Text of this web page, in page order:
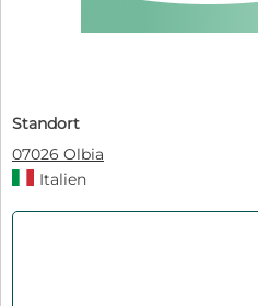
Standort
07026 Olbia
Italien